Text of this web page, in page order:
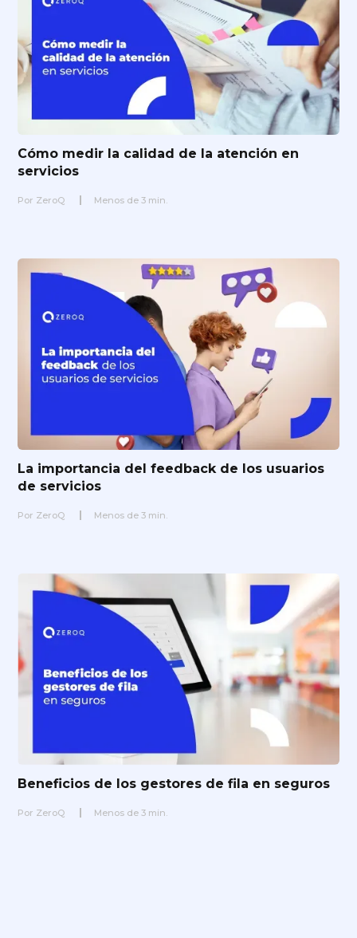
Cómo medir la calidad de la atención en
servicios
Por ZeroQ Menos de 3 min.
La importancia del feedback de los usuarios
de servicios
Por ZeroQ Menos de 3 min.
Beneficios de los gestores de fila en seguros
Por ZeroQ Menos de 3 min.